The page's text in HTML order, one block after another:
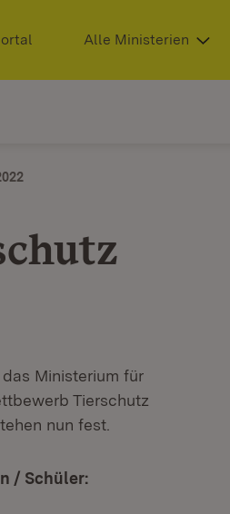
(Öffnet in neuem Fenster)
Alle Ministerien
Ministerium für
Tierschutz
nun fest.
/ Schüler: